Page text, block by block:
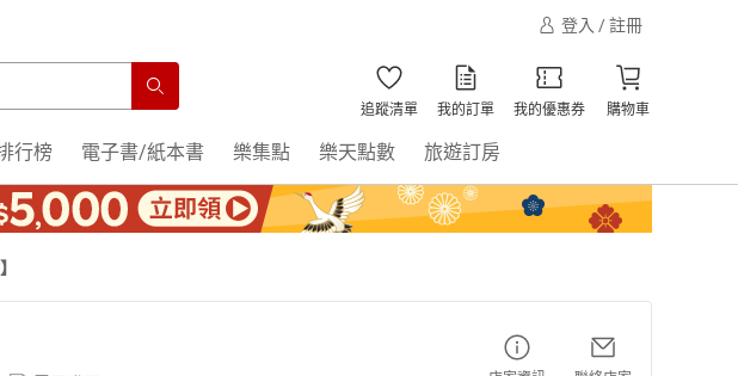
登入 / 註冊
追蹤清單 我的訂單 我的優惠券 購物車
行榜 電子書/紙本書 樂集點 樂天點數 旅遊訂房